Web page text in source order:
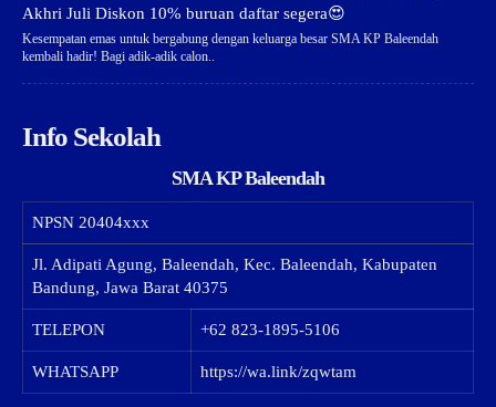
Akhri Juli Diskon 10% buruan daftar segera😍
Kesempatan emas untuk bergabung dengan keluarga besar SMA KP Baleendah
kembali hadir! Bagi adik-adik calon..
Info Sekolah
SMA KP Baleendah
NPSN 20404xxx
Jl. Adipati Agung, Baleendah, Kec. Baleendah, Kabupaten
Bandung, Jawa Barat 40375
TELEPON +62 823-1895-5106
WHATSAPP https://wa.link/zqwtam